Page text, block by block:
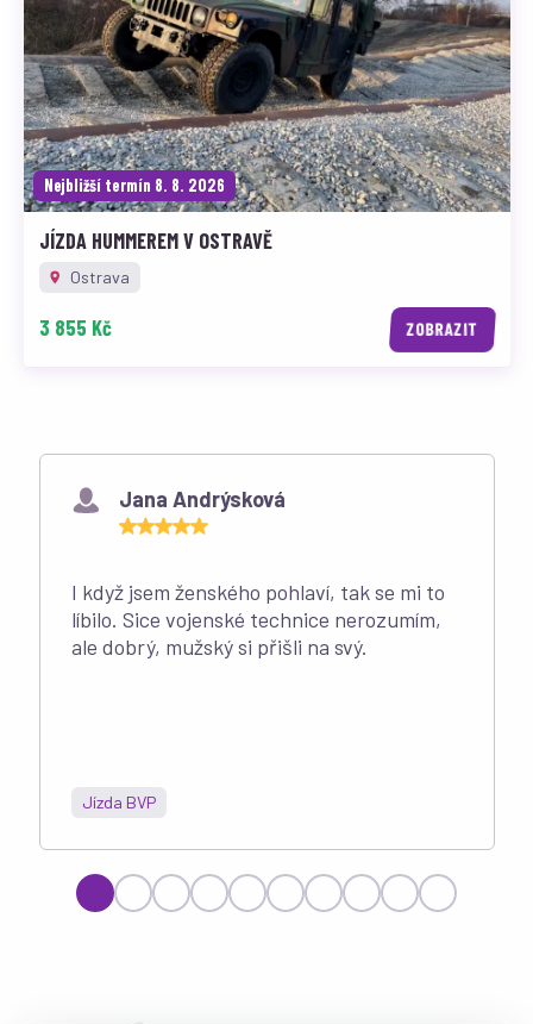
Nejbližší termín 8. 8. 2026
JÍZDA HUMMEREM V OSTRAVĚ
Ostrava
3 855 Kč ZOBRAZIT
Co říkají naši zákazníci
Jana Andrýsková
I když jsem ženského pohlaví, tak se mi to
líbilo. Sice vojenské technice nerozumím,
ale dobrý, mužský si přišli na svý.
Jízda BVP